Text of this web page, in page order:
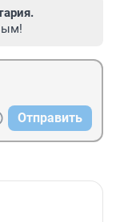
Отправить